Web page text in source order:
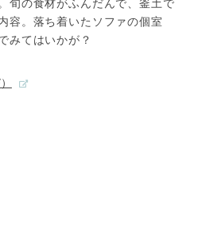
容。落ち着いたソファの個室
みてはいかが？